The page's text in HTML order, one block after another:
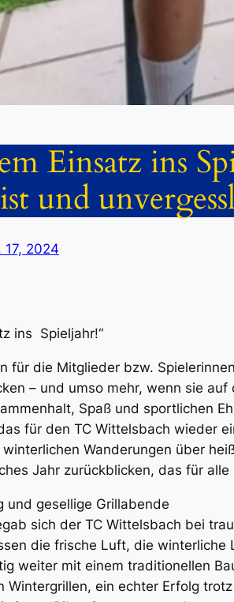
Einsatz ins
und
17, 2024
ins Spieljahr!“
für die Mitglieder bzw.
– und umso mehr, wenn sie
Spaß und sportlichen
für den TC Wittelsbach wieder
Wanderungen über
Jahr zurückblicken, das für
und gesellige Grillabende
sich der TC Wittelsbach bei
die frische Luft, die
weiter mit einem traditionellen
Wintergrillen, ein echter Erfolg